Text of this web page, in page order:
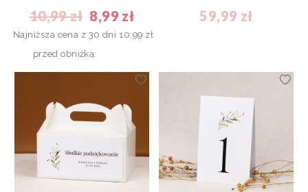
10,99 zł 8,99 zł
Najniższa cena z 30 dni
przed obniżką:
10,99 zł
59,99 zł